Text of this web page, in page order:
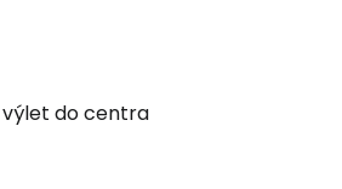
do centra